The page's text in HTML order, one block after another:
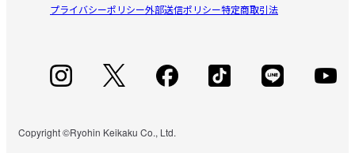
プライバシーポリシー外部送信ポリシー特定商取引法
Copyright ©Ryohin Keikaku Co., Ltd.